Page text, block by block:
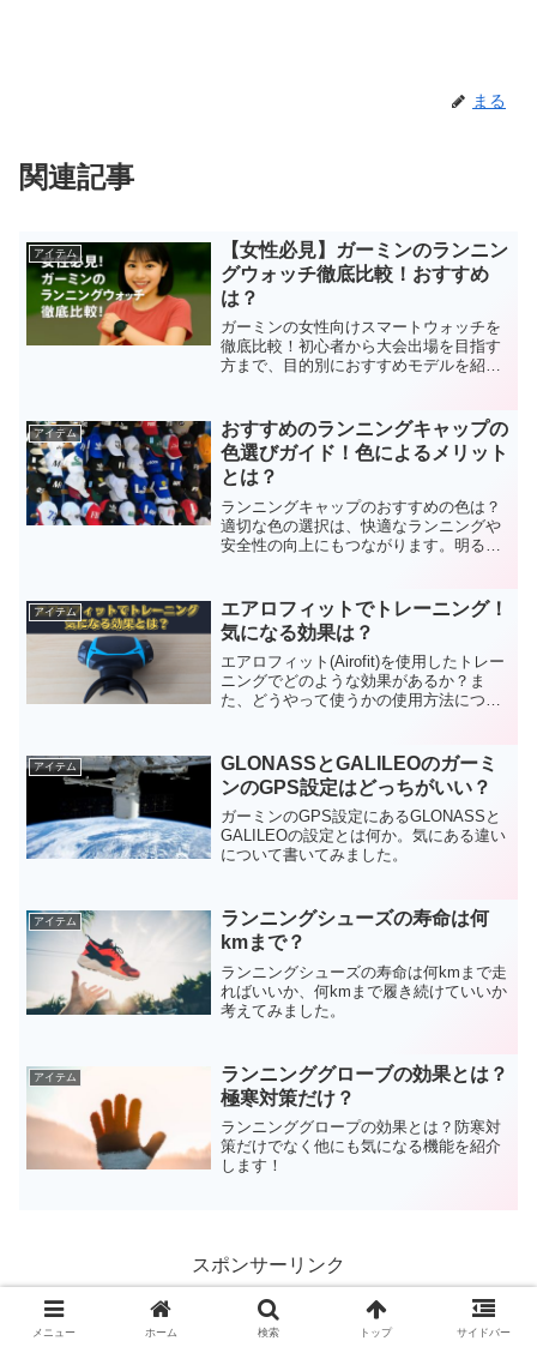
まる
関連記事
アイテム
【女性必見】ガーミンのランニン
グウォッチ徹底比較！おすすめ
は？
ガーミンの女性向けスマートウォッチを
徹底比較！初心者から大会出場を目指す
方まで、目的別におすすめモデルを紹
アイテム
おすすめのランニングキャップの
色選びガイド！色によるメリット
とは？
ランニングキャップのおすすめの色は？
適切な色の選択は、快適なランニングや
安全性の向上にもつながります。明るい
介します！
アイテム
エアロフィットでトレーニング！
気になる効果は？
エアロフィット(Airofit)を使用したトレー
ニングでどのような効果があるか？ま
た、どうやって使うかの使用方法につい
アイテム
GLONASSとGALILEOのガーミ
ンのGPS設定はどっちがいい？
ガーミンのGPS設定にあるGLONASSと
GALILEOの設定とは何か。気にある違い
について書いてみました。
アイテム
ランニングシューズの寿命は何
kmまで？
ランニングシューズの寿命は何kmまで走
ればいいか、何kmまで履き続けていいか
考えてみました。
アイテム
ランニンググローブの効果とは？
極寒対策だけ？
ランニンググロープの効果とは？防寒対
策だけでなく他にも気になる機能を紹介
します！
スポンサーリンク
メニュー ホーム 検索 トップ サイドバー